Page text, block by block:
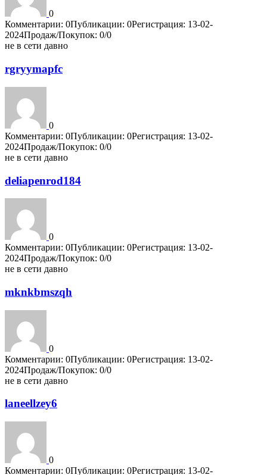
0
Комментарии: 0Публикации: 0Регистрация: 13-02-
2024Продаж/Покупок: 0/0
не в сети давно
rgryymapfc
0
Комментарии: 0Публикации: 0Регистрация: 13-02-
2024Продаж/Покупок: 0/0
не в сети давно
deliapenrod184
0
Комментарии: 0Публикации: 0Регистрация: 13-02-
2024Продаж/Покупок: 0/0
не в сети давно
mknkbmszqh
0
Комментарии: 0Публикации: 0Регистрация: 13-02-
2024Продаж/Покупок: 0/0
не в сети давно
laneellzey6
0
Комментарии: 0Публикации: 0Регистрация: 13-02-